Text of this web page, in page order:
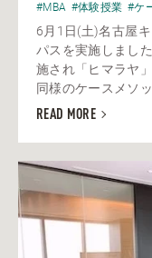
#MBA #体験授業 #ケ
6月1日(土)名古屋
パスを実施しまし
施され「ヒマラヤ
同様のケースメソ
READ MORE